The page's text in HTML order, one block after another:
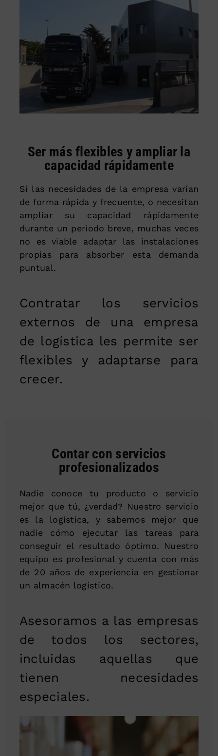
Ser más flexibles y ampliar la
capacidad rápidamente
Si las necesidades de la empresa varían
de forma rápida y frecuente, o necesitan
ampliar su capacidad rápidamente
durante un periodo breve, muchas veces
no es viable adaptar las instalaciones
propias para absorber esta demanda
puntual.
Contratar los servicios
externos de una empresa
de logística les permite ser
flexibles y adaptarse para
crecer.
Contar con servicios
profesionalizados
Nadie conoce tu producto o servicio
mejor que tú, ¿verdad? Nuestro servicio
es la logística, y sabemos mejor que
nadie cómo ejecutar las tareas para
conseguir el resultado óptimo. Nuestro
equipo es profesional y cuenta con más
de 20 años de experiencia en gestionar
un almacén logístico.
Asesoramos a las empresas
de todos los sectores,
incluidas aquellas que
tienen necesidades
especiales.